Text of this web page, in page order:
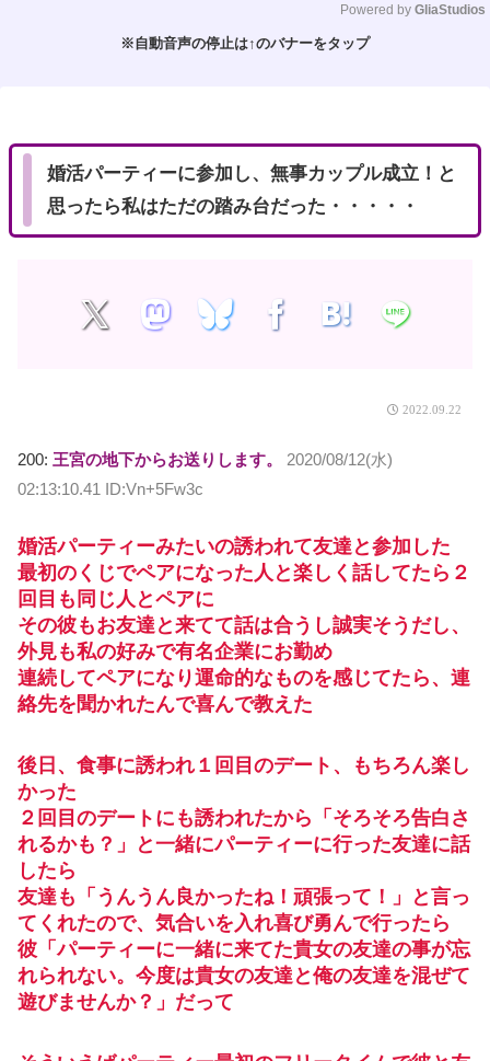
Powered by GliaStudios
※自動音声の停止は↑のバナーをタップ
婚活パーティーに参加し、無事カップル成立！と
思ったら私はただの踏み台だった・・・・・
2022.09.22
200: 王宮の地下からお送りします。
2020/08/12(水)
02:13:10.41 ID:Vn+5Fw3c
婚活パーティーみたいの誘われて友達と参加した
最初のくじでペアになった人と楽しく話してたら２
回目も同じ人とペアに
その彼もお友達と来てて話は合うし誠実そうだし、
外見も私の好みで有名企業にお勤め
連続してペアになり運命的なものを感じてたら、連
絡先を聞かれたんで喜んで教えた
後日、食事に誘われ１回目のデート、もちろん楽し
かった
２回目のデートにも誘われたから「そろそろ告白さ
れるかも？」と一緒にパーティーに行った友達に話
したら
友達も「うんうん良かったね！頑張って！」と言っ
てくれたので、気合いを入れ喜び勇んで行ったら
彼「パーティーに一緒に来てた貴女の友達の事が忘
れられない。今度は貴女の友達と俺の友達を混ぜて
遊びませんか？」だって